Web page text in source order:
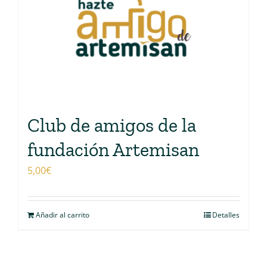
Club de amigos de la
fundación Artemisan
5,00€
Añadir al carrito Detalles